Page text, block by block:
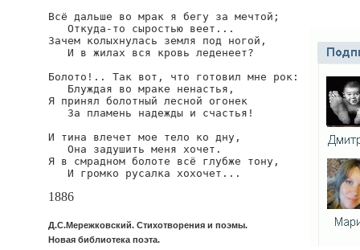
Всё дальше во мрак я бегу за мечтой;
   Откуда-то сыростью веет...
Зачем колыхнулась земля под ногой,
   И в жилах вся кровь леденеет?
Болото!.. Так вот, что готовил мне рок:
   Блуждая во мраке ненастья,
Я принял болотный лесной огонек
   За пламень надежды и счастья!
И тина влечет мое тело ко дну,
   Она задушить меня хочет.
Я в смрадном болоте всё глубже тону,
   И громко русалка хохочет...
1886
Д.С.Мережковский. Стихотворения и поэмы.
Новая библиотека поэта.